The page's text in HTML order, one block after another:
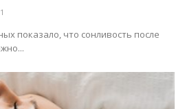
показало, что сонливость после